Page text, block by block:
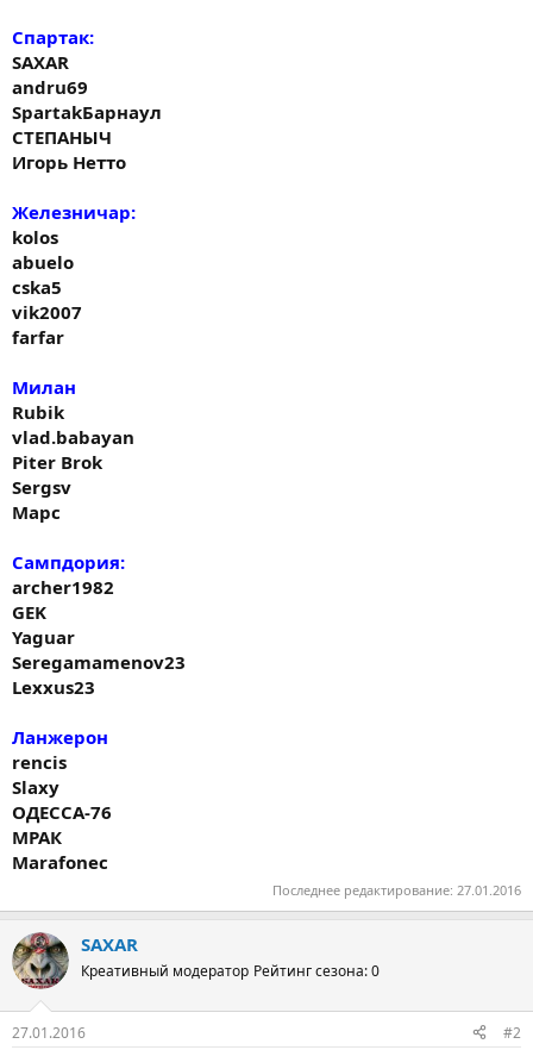
Спартак:
SAXAR
andru69
SpartakБарнаул
СТЕПАНЫЧ
Игорь Нетто
Железничар:
kolos
abuelo
cska5
vik2007
farfar
Милан
Rubik
vlad.babayan
Piter Brok
Sergsv
Марс
Сампдория:
archer1982
GEK
Yaguar
Seregamamenov23
Lexxus23
Ланжерон
rencis
Slaxy
ОДЕССА-76
МРАК
Marafonec
Последнее редактирование: 27.01.2016
SAXAR
Креативный модератор Рейтинг сезона: 0
27.01.2016 #2